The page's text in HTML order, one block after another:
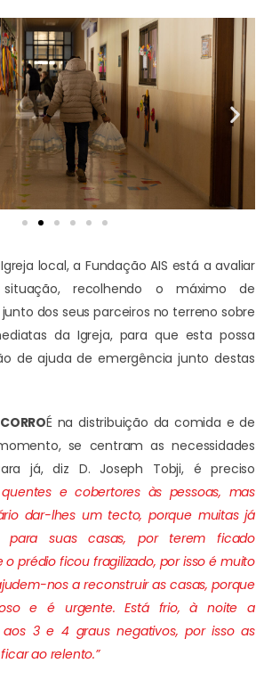
local, a Fundação AIS está a avaliar
recolhendo o máximo de
dos seus parceiros no terreno sobre
da Igreja, para que esta possa
de ajuda de emergência junto destas
É na distribuição da comida e de
se centram as necessidades
já, diz D. Joseph Tobji, é preciso
e cobertores às pessoas, mas
dar-lhes um tecto, porque muitas já
para suas casas, por terem ficado
prédio ficou fragilizado, por isso é muito
nos a reconstruir as casas, porque
e é urgente. Está frio, à noite a
3 e 4 graus negativos, por isso as
ao relento.”